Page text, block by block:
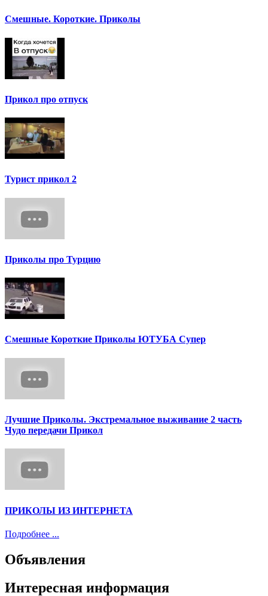
Смешные. Короткие. Приколы
Прикол про отпуск
Турист прикол 2
Приколы про Турцию
Смешные Короткие Приколы ЮТУБА Супер
Лучшие Приколы. Экстремальное выживание 2 часть
Чудо передачи Прикол
ПРИКОЛЫ ИЗ ИНТЕРНЕТА
Подробнее ...
Объявления
Интересная информация